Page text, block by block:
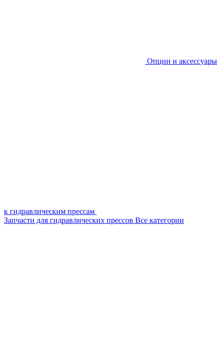
Опции и аксессуары
к гидравлическим прессам
Запчасти для гидравлических прессов Все категории